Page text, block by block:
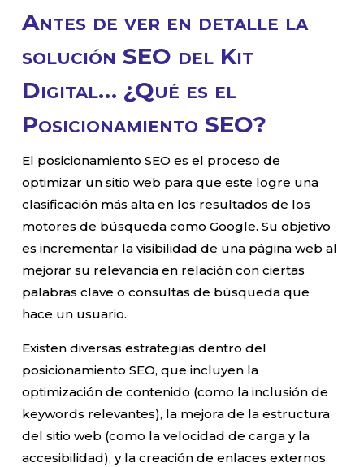
Antes de ver en detalle la
solución SEO del Kit
Digital… ¿Qué es el
Posicionamiento SEO?
El posicionamiento SEO es el proceso de
optimizar un sitio web para que este logre una
clasificación más alta en los resultados de los
motores de búsqueda como Google. Su objetivo
es incrementar la visibilidad de una página web al
mejorar su relevancia en relación con ciertas
palabras clave o consultas de búsqueda que
hace un usuario.
Existen diversas estrategias dentro del
posicionamiento SEO, que incluyen la
optimización de contenido (como la inclusión de
keywords relevantes), la mejora de la estructura
del sitio web (como la velocidad de carga y la
accesibilidad), y la creación de enlaces externos